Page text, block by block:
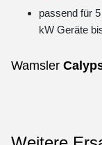
passend für
kW Geräte
Wamsler